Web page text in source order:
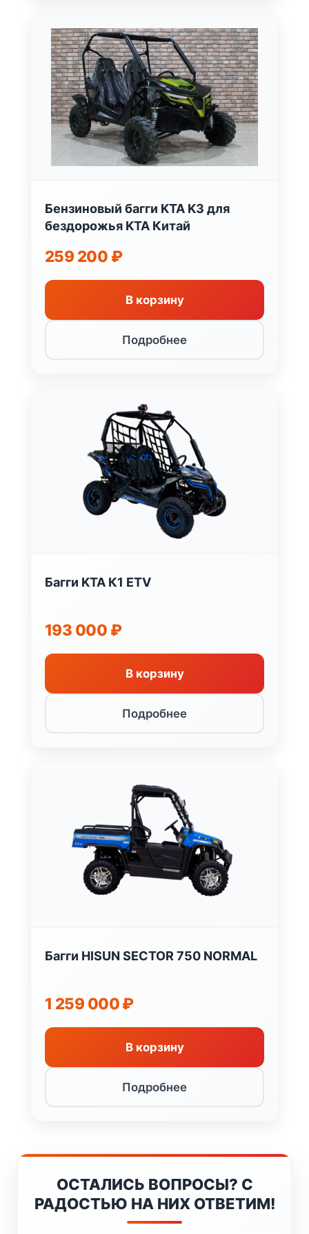
Бензиновый багги KTA K3 для
бездорожья KTA Китай
259 200 ₽
В корзину
Подробнее
Багги KTA К1 ETV
193 000 ₽
В корзину
Подробнее
Багги HISUN SECTOR 750 NORMAL
1 259 000₽
В корзину
Подробнее
ОСТАЛИСЬ ВОПРОСЫ? С
РАДОСТЬЮ НА НИХ ОТВЕТИМ!